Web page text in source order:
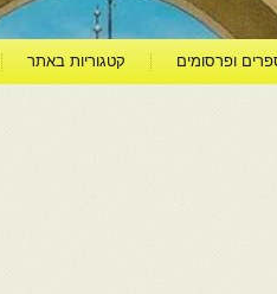
ופרסומים קטגוריות באתר